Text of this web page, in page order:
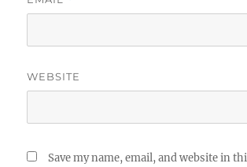
WEBSITE
Save my name, email, and website in